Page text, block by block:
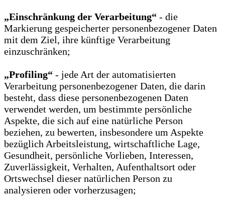
„Einschränkung der Verarbeitung“ - die
Markierung gespeicherter personenbezogener Daten
mit dem Ziel, ihre künftige Verarbeitung
einzuschränken;
„Profiling“ - jede Art der automatisierten
Verarbeitung personenbezogener Daten, die darin
besteht, dass diese personenbezogenen Daten
verwendet werden, um bestimmte persönliche
Aspekte, die sich auf eine natürliche Person
beziehen, zu bewerten, insbesondere um Aspekte
bezüglich Arbeitsleistung, wirtschaftliche Lage,
Gesundheit, persönliche Vorlieben, Interessen,
Zuverlässigkeit, Verhalten, Aufenthaltsort oder
Ortswechsel dieser natürlichen Person zu
analysieren oder vorherzusagen;